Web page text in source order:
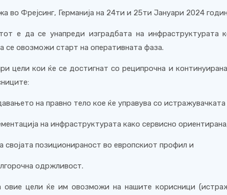
во Фрејсинг, Германија на 24ти и 25ти Јануари 2024
е да се унапреди изградбата на инфраструктурата
се овозможи старт на оперативната фаза.
цели кои ќе се достигнат со реципрочна и
на правно тело кое ќе управува со
на инфраструктурата како сервисно
својата позиционираност во европскиот профил и
одржливост.
овие цели ќе им овозможи на нашите корисници